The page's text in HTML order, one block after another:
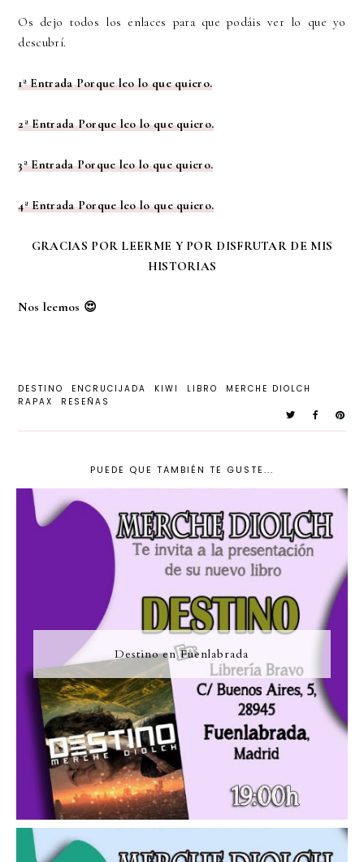
Os dejo todos los enlaces para que podáis ver lo que yo
descubrí.
1ª Entrada Porque leo lo que quiero.
2ª Entrada Porque leo lo que quiero.
3ª Entrada Porque leo lo que quiero.
4ª Entrada Porque leo lo que quiero.
GRACIAS POR LEERME Y POR DISFRUTAR DE MIS
HISTORIAS
Nos leemos 😍
DESTINO ENCRUCIJADA KIWI LIBRO
MERCHE DIOLCH
RAPAX
RESEÑAS
PUEDE QUE TAMBIÉN TE GUSTE...
Destino en Fuenlabrada